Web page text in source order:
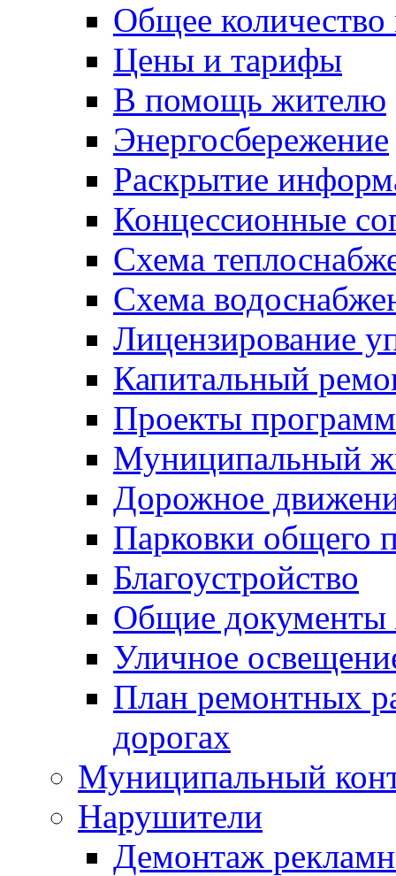
Общее
Цены и тарифы
В помощь жителю
Энергосбережение
Раскрытие
Концессионные
Схема
Схема
Лицензирование
Капитальный
Проекты программ
Муниципальный
Дорожное
Парковки общего
Благоустройство
Общие
Уличное
План ремонтных
дорогах
Муниципальный
Нарушители
Демонтаж